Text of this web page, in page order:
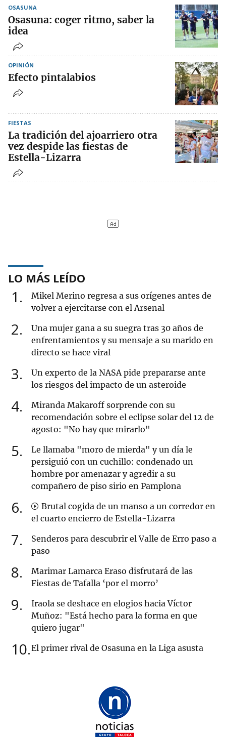
OSASUNA
Osasuna: coger ritmo, saber la
idea
OPINIÓN
Efecto pintalabios
FIESTAS
La tradición del ajoarriero otra
vez despide las fiestas de
Estella-Lizarra
LO MÁS LEÍDO
1
Mikel Merino regresa a sus orígenes antes de
volver a ejercitarse con el Arsenal
2
Una mujer gana a su suegra tras 30 años de
enfrentamientos y su mensaje a su marido en
directo se hace viral
3
Un experto de la NASA pide prepararse ante
los riesgos del impacto de un asteroide
4
Miranda Makaroff sorprende con su
recomendación sobre el eclipse solar del 12 de
agosto: "No hay que mirarlo"
5
Le llamaba "moro de mierda" y un día le
persiguió con un cuchillo: condenado un
hombre por amenazar y agredir a su
compañero de piso sirio en Pamplona
6
Brutal cogida de un manso a un corredor en
el cuarto encierro de Estella-Lizarra
7
Senderos para descubrir el Valle de Erro paso a
paso
8
Marimar Lamarca Eraso disfrutará de las
Fiestas de Tafalla ‘por el morro’
9
Iraola se deshace en elogios hacia Víctor
Muñoz: "Está hecho para la forma en que
quiero jugar"
10 El primer rival de Osasuna en la Liga asusta